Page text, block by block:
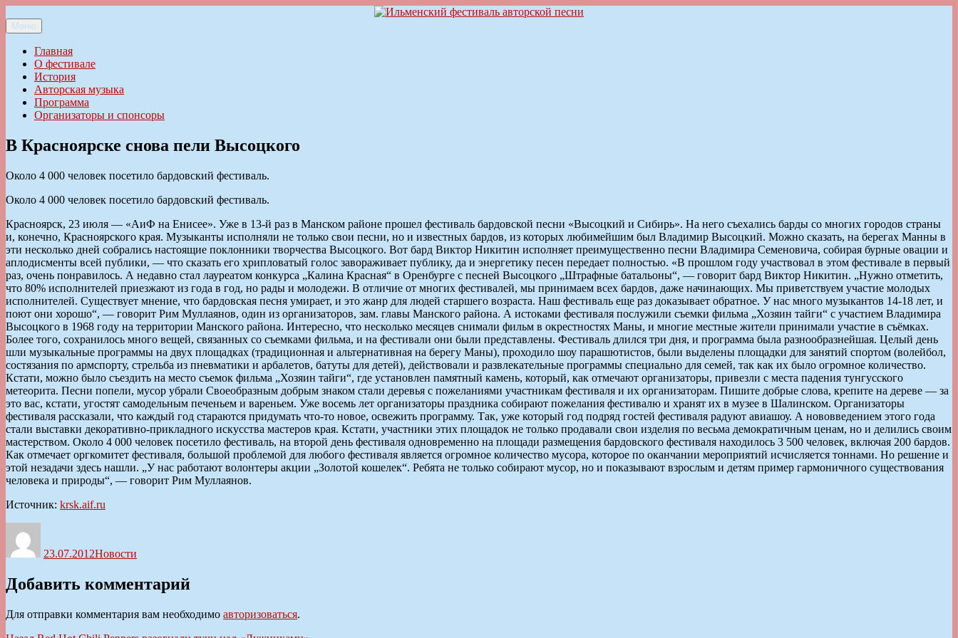
к
содержимому
Ильменский фестиваль авторской песни
Меню
Главная
О фестивале
История
Авторская музыка
Программа
Организаторы и спонсоры
В Красноярске снова пели Высоцкого
Около 4 000 человек посетило бардовский фестиваль.
Около 4 000 человек посетило бардовский фестиваль.
Красноярск, 23 июля — «АиФ на Енисее». Уже в 13-й раз в Манском районе прошел фестиваль бардовской песни «Высоцкий и Сибирь». На него съехались барды со многих городов страны
и, конечно, Красноярского края. Музыканты исполняли не только свои песни, но и известных бардов, из которых любимейшим был Владимир Высоцкий. Можно сказать, на берегах Манны в
эти несколько дней собрались настоящие поклонники творчества Высоцкого. Вот бард Виктор Никитин исполняет преимущественно песни Владимира Семеновича, собирая бурные овации и
аплодисменты всей публики, — что сказать его хрипловатый голос завораживает публику, да и энергетику песен передает полностью. «В прошлом году участвовал в этом фестивале в первый
раз, очень понравилось. А недавно стал лауреатом конкурса „Калина Красная“ в Оренбурге с песней Высоцкого „Штрафные батальоны“, — говорит бард Виктор Никитин. „Нужно отметить,
что 80% исполнителей приезжают из года в год, но рады и молодежи. В отличие от многих фестивалей, мы принимаем всех бардов, даже начинающих. Мы приветствуем участие молодых
исполнителей. Существует мнение, что бардовская песня умирает, и это жанр для людей старшего возраста. Наш фестиваль еще раз доказывает обратное. У нас много музыкантов 14-18 лет, и
поют они хорошо“, — говорит Рим Муллаянов, один из организаторов, зам. главы Манского района. А истоками фестиваля послужили съемки фильма „Хозяин тайги“ с участием Владимира
Высоцкого в 1968 году на территории Манского района. Интересно, что несколько месяцев снимали фильм в окрестностях Маны, и многие местные жители принимали участие в съёмках.
Более того, сохранилось много вещей, связанных со съемками фильма, и на фестивали они были представлены. Фестиваль длился три дня, и программа была разнообразнейшая. Целый день
шли музыкальные программы на двух площадках (традиционная и альтернативная на берегу Маны), проходило шоу парашютистов, были выделены площадки для занятий спортом (волейбол,
состязания по армспорту, стрельба из пневматики и арбалетов, батуты для детей), действовали и развлекательные программы специально для семей, так как их было огромное количество.
Кстати, можно было съездить на место съемок фильма „Хозяин тайги“, где установлен памятный камень, который, как отмечают организаторы, привезли с места падения тунгусского
метеорита. Песни попели, мусор убрали Своеобразным добрым знаком стали деревья с пожеланиями участникам фестиваля и их организаторам. Пишите добрые слова, крепите на дереве — за
это вас, кстати, угостят самодельным печеньем и вареньем. Уже восемь лет организаторы праздника собирают пожелания фестивалю и хранят их в музее в Шалинском. Организаторы
фестиваля рассказали, что каждый год стараются придумать что-то новое, освежить программу. Так, уже который год подряд гостей фестиваля радуют авиашоу. А нововведением этого года
стали выставки декоративно-прикладного искусства мастеров края. Кстати, участники этих площадок не только продавали свои изделия по весьма демократичным ценам, но и делились своим
мастерством. Около 4 000 человек посетило фестиваль, на второй день фестиваля одновременно на площади размещения бардовского фестиваля находилось 3 500 человек, включая 200 бардов.
Как отмечает оргкомитет фестиваля, большой проблемой для любого фестиваля является огромное количество мусора, которое по оканчании мероприятий исчисляется тоннами. Но решение и
этой незадачи здесь нашли. „У нас работают волонтеры акции „Золотой кошелек“. Ребята не только собирают мусор, но и показывают взрослым и детям пример гармоничного существования
человека и природы“, — говорит Рим Муллаянов.
Источник: krsk.aif.ru
23.07.2012Новости
Добавить комментарий
Для отправки комментария вам необходимо авторизоваться.